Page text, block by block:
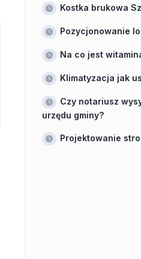
Kostka brukowa
Pozycjonowanie
Na co jest
Klimatyzacja jak
Czy notariusz
urzędu gminy?
Projektowanie